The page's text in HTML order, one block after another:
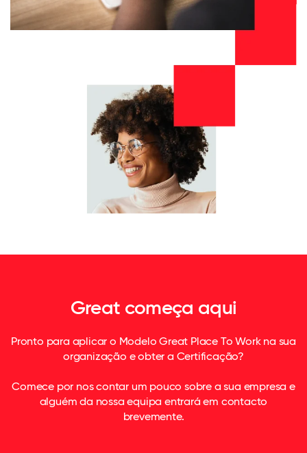
Great começa aqui
Pronto para aplicar o Modelo Great Place To Work na sua
organização e obter a Certificação?
Comece por nos contar um pouco sobre a sua empresa e
alguém da nossa equipa entrará em contacto
brevemente.